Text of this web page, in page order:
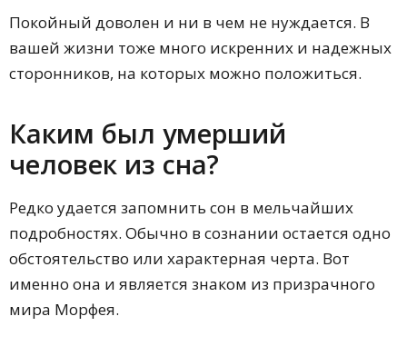
Покойный доволен и ни в чем не нуждается. В
вашей жизни тоже много искренних и надежных
сторонников, на которых можно положиться.
Каким был умерший
человек из сна?
Редко удается запомнить сон в мельчайших
подробностях. Обычно в сознании остается одно
обстоятельство или характерная черта. Вот
именно она и является знаком из призрачного
мира Морфея.